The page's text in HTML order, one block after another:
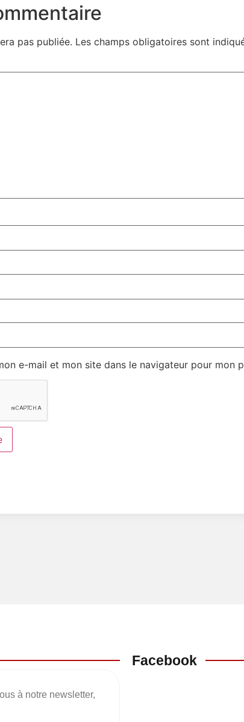
pas publiée. Les champs obligatoires sont
e-mail et mon site dans le navigateur pour mon
à notre newsletter,
Facebook